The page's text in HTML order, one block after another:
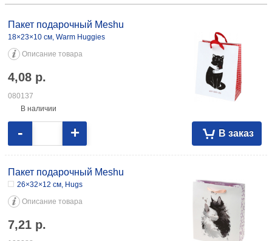
Пакет подарочный Meshu
18×23×10 см, Warm Huggies
Описание товара
4,08 р.
080137
В наличии
В заказ
- +
Пакет подарочный Meshu
26×32×12 см, Hugs
Описание товара
7,21 р.